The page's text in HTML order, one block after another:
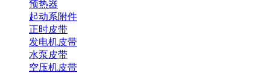
预热器
起动系附件
正时皮带
发电机皮带
水泵皮带
空压机皮带